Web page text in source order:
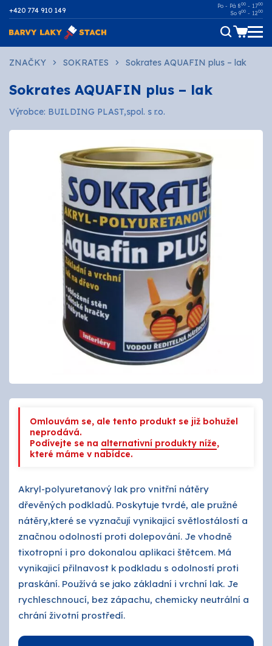
+420 774 910 149
Po - Pá 800 - 1700
So 900 - 1200
Dřevo
Kov
Malířské
Ostatní povrchy
AUTOMOTIVE
Technické kapaliny
Tmely a lepidla
Štětce, válečky, nářadí
Omítky a zatepení
OSMO
Vzorníky
Postupy a návody
O nás
Kontakty
ZNAČKY SOKRATES Sokrates AQUAFIN plus – lak
Sokrates AQUAFIN plus – lak
Výrobce: BUILDING PLAST,spol. s r.o.
Omlouvám se, ale tento produkt se již bohužel
neprodává.
Podívejte se na alternativní produkty níže,
které máme v nabídce.
Akryl-polyuretanový lak pro vnitřní nátěry
dřevěných podkladů. Poskytuje tvrdé, ale pružné
nátěry,které se vyznačují vynikajicí světlostálostí a
značnou odolností proti dolepování. Je vhodně
tixotropní i pro dokonalou aplikaci štětcem. Má
vynikajicí přilnavost k podkladu s odolností proti
praskání. Používá se jako základní i vrchní lak. Je
rychleschnoucí, bez zápachu, chemicky neutrální a
chrání životní prostředí.